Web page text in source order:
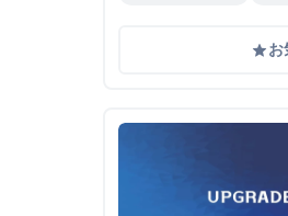
gradeお